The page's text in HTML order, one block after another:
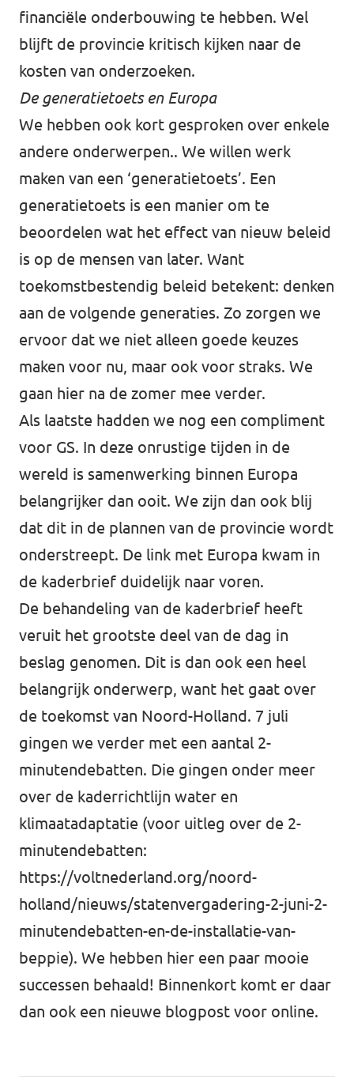
financiële onderbouwing te hebben. Wel
blijft de provincie kritisch kijken naar de
kosten van onderzoeken.
De generatietoets en Europa
We hebben ook kort gesproken over enkele
andere onderwerpen.. We willen werk
maken van een ‘generatietoets’. Een
generatietoets is een manier om te
beoordelen wat het effect van nieuw beleid
is op de mensen van later. Want
toekomstbestendig beleid betekent: denken
aan de volgende generaties. Zo zorgen we
ervoor dat we niet alleen goede keuzes
maken voor nu, maar ook voor straks. We
gaan hier na de zomer mee verder.
Als laatste hadden we nog een compliment
voor GS. In deze onrustige tijden in de
wereld is samenwerking binnen Europa
belangrijker dan ooit. We zijn dan ook blij
dat dit in de plannen van de provincie wordt
onderstreept. De link met Europa kwam in
de kaderbrief duidelijk naar voren.
De behandeling van de kaderbrief heeft
veruit het grootste deel van de dag in
beslag genomen. Dit is dan ook een heel
belangrijk onderwerp, want het gaat over
de toekomst van Noord-Holland. 7 juli
gingen we verder met een aantal 2-
minutendebatten. Die gingen onder meer
over de kaderrichtlijn water en
klimaatadaptatie (voor uitleg over de 2-
minutendebatten:
https://voltnederland.org/noord-
holland/nieuws/statenvergadering-2-juni-2-
minutendebatten-en-de-installatie-van-
beppie). We hebben hier een paar mooie
successen behaald! Binnenkort komt er daar
dan ook een nieuwe blogpost voor online.